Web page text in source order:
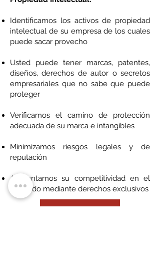
Identificamos los activos de propiedad
intelectual de su empresa de los cuales
puede sacar provecho
Usted puede tener marcas, patentes,
diseños, derechos de autor o secretos
empresariales que no sabe que puede
proteger
Verificamos el camino de protección
adecuada de su marca e intangibles
Minimizamos riesgos legales y de
reputación
Aumentamos su competitividad en el
mercado mediante derechos exclusivos